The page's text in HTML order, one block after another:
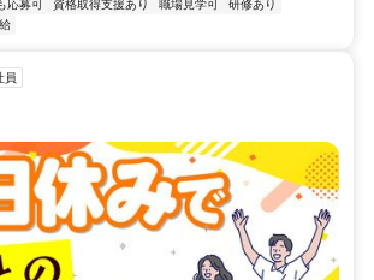
応募可 資格取得支援あり 職場見学可
研修あり
員